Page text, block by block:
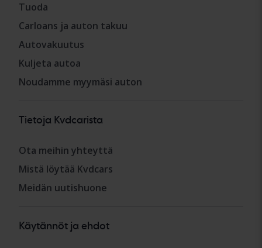
Tuoda
Carloans ja auton takuu
Autovakuutus
Kuljeta autoa
Noudamme myymäsi auton
Tietoja Kvdcarista
Ota meihin yhteyttä
Mistä löytää Kvdcars
Meidän uutishuone
Käytännöt ja ehdot